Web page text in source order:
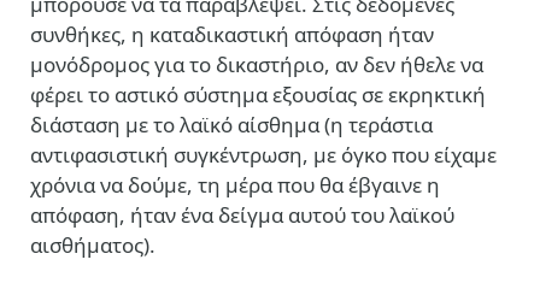
συνθήκες, η καταδικαστική απόφαση ήταν
μονόδρομος για το δικαστήριο, αν δεν ήθελε να
φέρει το αστικό σύστημα εξουσίας σε εκρηκτική
διάσταση με το λαϊκό αίσθημα (η τεράστια
αντιφασιστική συγκέντρωση, με όγκο που είχαμε
χρόνια να δούμε, τη μέρα που θα έβγαινε η
απόφαση, ήταν ένα δείγμα αυτού του λαϊκού
αισθήματος).